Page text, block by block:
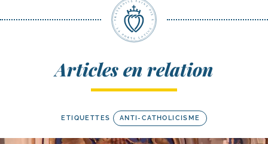
Articles en relation
ETIQUETTES ANTI-CATHOLICISME